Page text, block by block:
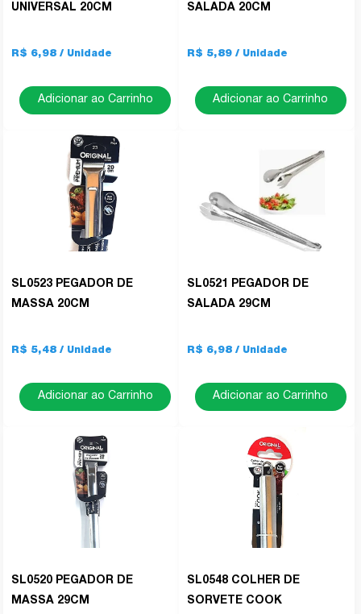
UNIVERSAL 20CM
R$ 6,98
Adicionar ao Carrinho
SALADA 20CM
R$ 5,89
Adicionar ao Carrinho
SL0523 PEGADOR DE
MASSA 20CM
R$ 5,48
Adicionar ao Carrinho
SL0521 PEGADOR DE
SALADA 29CM
R$ 6,98
Adicionar ao Carrinho
SL0520 PEGADOR DE
MASSA 29CM
SL0548 COLHER DE
SORVETE COOK